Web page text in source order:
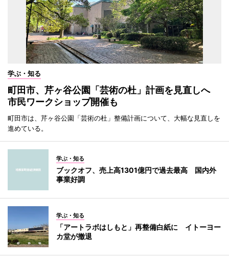
学ぶ・知る
町田市、芹ヶ谷公園「芸術の杜」計画を見直しへ
市民ワークショップ開催も
町田市は、芹ヶ谷公園「芸術の杜」整備計画について、大幅な見直しを
進めている。
学ぶ・知る
ブックオフ、売上高1301億円で過去最高 国内外
事業好調
学ぶ・知る
「アートラボはしもと」再整備白紙に イトーヨー
カ堂が撤退